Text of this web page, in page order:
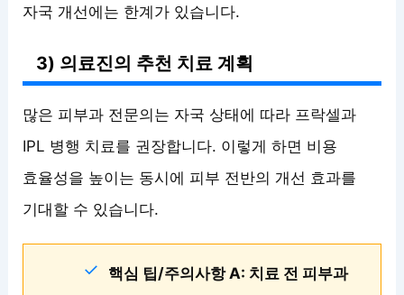
자국 개선에는 한계가 있습니다.
3) 의료진의 추천 치료 계획
많은 피부과 전문의는 자국 상태에 따라 프락셀과
IPL 병행 치료를 권장합니다. 이렇게 하면 비용
효율성을 높이는 동시에 피부 전반의 개선 효과를
기대할 수 있습니다.
핵심 팁/주의사항 A: 치료 전 피부과